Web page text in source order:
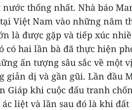
nước thống nhất. Nhà báo
Việt Nam vào những năm
là được gặp và tiếp xúc
có hai lần bà đã thực hiện
ấn tượng sâu sắc về một
giản dị và gần gũi. Lần đầu
Giáp khi cuộc đấu tranh
liệt và lần sau đó là khi